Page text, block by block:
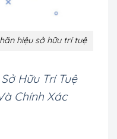
hiệu sở hữu trí tuệ
Hữu Trí Tuệ
Chính Xác